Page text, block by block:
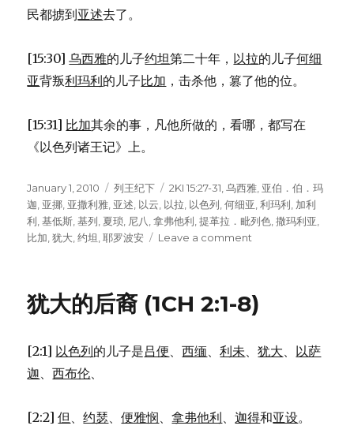
民都掳到亚述去了。
[15:30]乌西雅的儿子约坦第二十年， 以拉的儿子何细
亚背叛利玛利的儿子比加 ，击杀他，篡了他的位。
[15:31] 比加其余的事，凡他所做的，看哪，都写在
《以色列诸王记》上。
Posted
on
January 1, 2010 Categories
列王纪下 Tags
2KI 15:27-31 ,乌西雅 亚伯．伯．玛
迦 亚挪 亚撒利雅 亚述 以云 以拉 以色列 ,何细亚 ,利玛利 加利
利 ,基低斯 ,基列 夏琐 尼八 ,拿弗他利 ,提革拉．毗列色 ,撒玛利亚
比加 ,犹大 ,约坦 ,耶罗波安 Leave a comment
王
(2KI
犹大的后裔 (1CH 2:1-8)
[2:1] 以色列的儿子是吕便、西缅、利未、犹大、 以萨
迦、西布伦、
[2:2]但 、约瑟、便雅悯、拿弗他利、迦得和亚设。